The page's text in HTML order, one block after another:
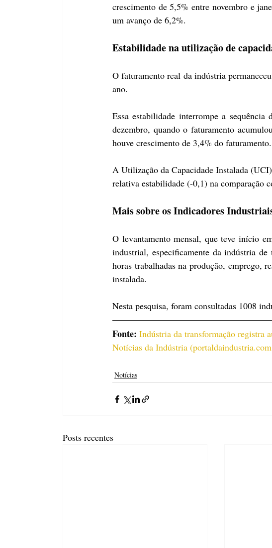
crescimento de 5,5% entre novembro e
um avanço de 6,2%.
Estabilidade na utilização de
O faturamento real da indústria
ano.
Essa estabilidade interrompe a
dezembro, quando o faturamento
houve crescimento de 3,4% do faturamento.
A Utilização da Capacidade Instalada
relativa estabilidade (-0,1) na comparação
Mais sobre os Indicadores
O levantamento mensal, que teve início
industrial, especificamente da indústria
horas trabalhadas na produção, emprego,
instalada.
Nesta pesquisa, foram consultadas 1008
Fonte: Indústria da transformação registra
Notícias da Indústria (
Notícias
Posts recentes